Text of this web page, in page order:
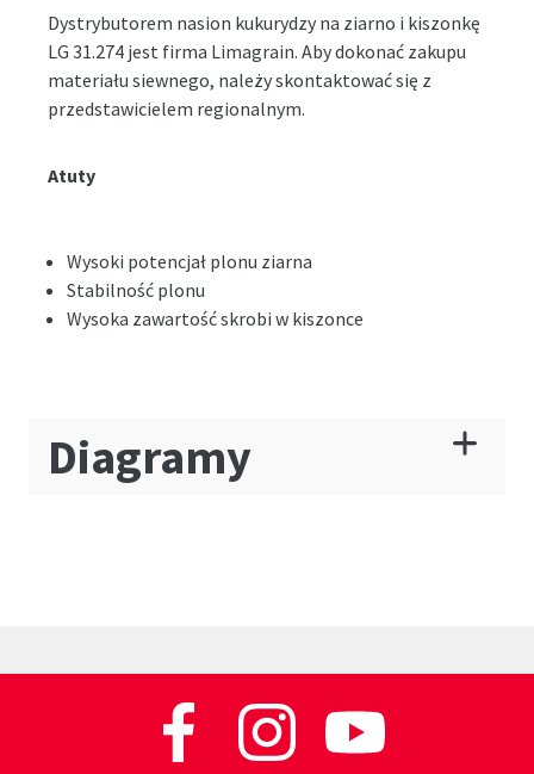
Dystrybutorem nasion kukurydzy na ziarno i kiszonkę
LG 31.274 jest firma Limagrain. Aby dokonać zakupu
materiału siewnego, należy skontaktować się z
przedstawicielem regionalnym.
Atuty
Wysoki potencjał plonu ziarna
Stabilność plonu
Wysoka zawartość skrobi w kiszonce
Diagramy